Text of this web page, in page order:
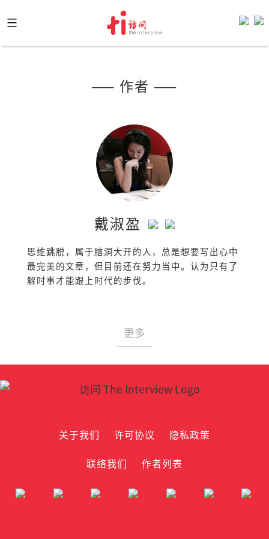
to
content
—— 作者 ——
戴淑盈
思维跳脱，属于脑洞大开的人，总是想要写出心中
最完美的文章，但目前还在努力当中。认为只有了
解时事才能跟上时代的步伐。
更多
关于我们 许可协议
隐私政策
联络我们
作者列表